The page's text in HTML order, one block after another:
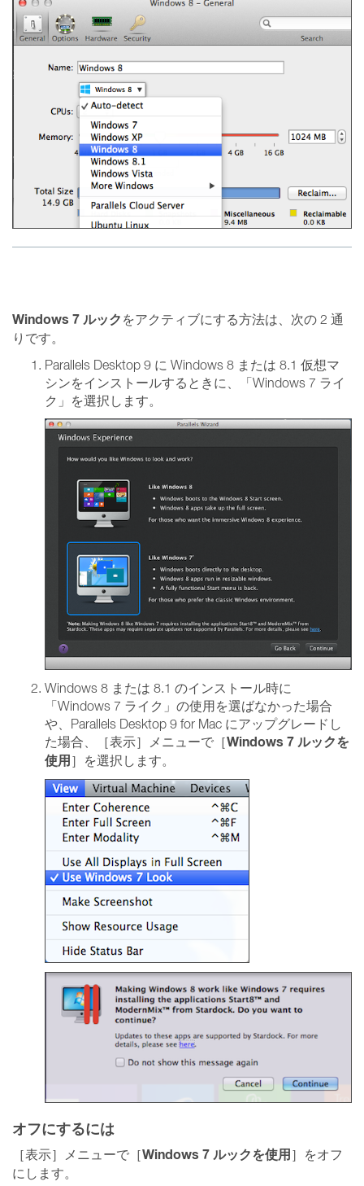
Windows 7 ルック をアクティブにする方法は、次の 2 通
りです。
Parallels Desktop 9 に Windows 8 または 8.1 仮想マ
シンをインストールするときに、「Windows 7 ライ
ク」を選択します。
Windows 8 または 8.1 のインストール時に
「Windows 7 ライク」の使用を選ばなかった場合
や、Parallels Desktop 9 for Mac にアップグレードし
た場合、［表示］メニューで［Windows 7 ルックを
使用］を選択します。
オフにするには
［表示］メニューで［Windows 7 ルックを使用］をオフ
にします。